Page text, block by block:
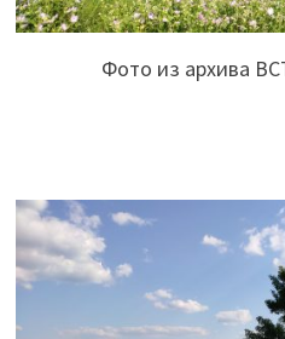
Фото из архива